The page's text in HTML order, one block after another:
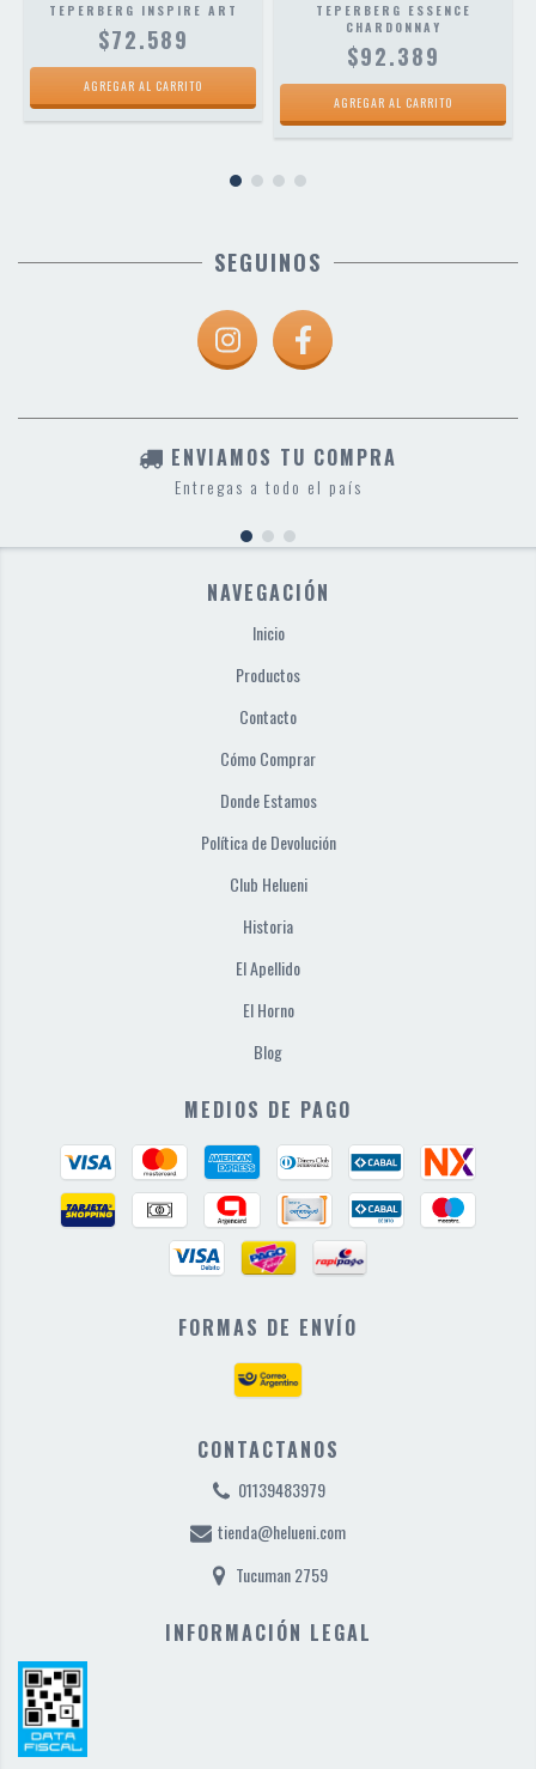
TEPERBERG INSPIRE ART
$72.589
TEPERBERG ESSENCE
CHARDONNAY
$92.389
SEGUINOS
ENVIAMOS TU COMPRA
Entregas a todo el país
NAVEGACIÓN
Inicio
Productos
Contacto
Cómo Comprar
Donde Estamos
Política de Devolución
Club Helueni
Historia
El Apellido
El Horno
Blog
MEDIOS DE PAGO
FORMAS DE ENVÍO
CONTACTANOS
01139483979
tienda@helueni.com
Tucuman 2759
INFORMACIÓN LEGAL